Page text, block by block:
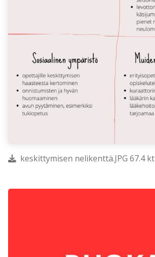
keskittymisen nelikenttä.JPG 67.4 kt